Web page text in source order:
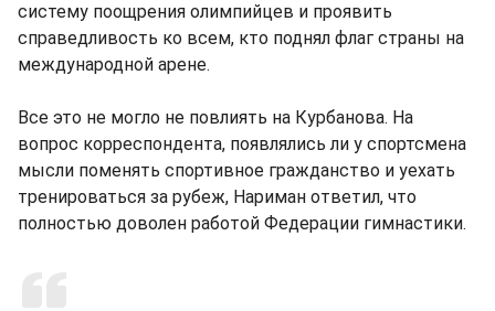
систему поощрения олимпийцев и проявить
справедливость ко всем, кто поднял флаг страны на
международной арене.
Все это не могло не повлиять на Курбанова. На
вопрос корреспондента, появлялись ли у спортсмена
мысли поменять спортивное гражданство и уехать
тренироваться за рубеж, Нариман ответил, что
полностью доволен работой Федерации гимнастики.